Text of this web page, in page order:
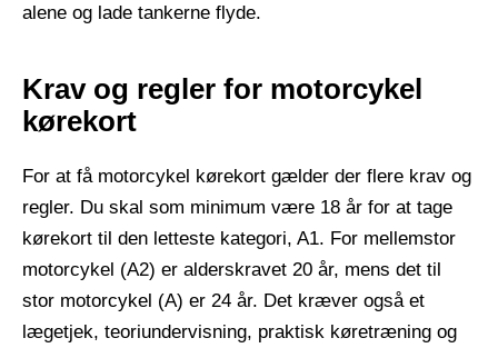
alene og lade tankerne flyde.
Krav og regler for motorcykel
kørekort
For at få motorcykel kørekort gælder der flere krav og
regler. Du skal som minimum være 18 år for at tage
kørekort til den letteste kategori, A1. For mellemstor
motorcykel (A2) er alderskravet 20 år, mens det til
stor motorcykel (A) er 24 år. Det kræver også et
lægetjek, teoriundervisning, praktisk køretræning og